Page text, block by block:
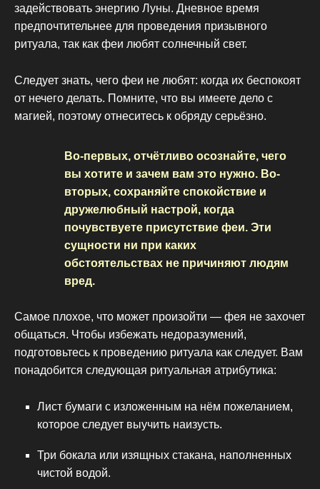
задействовать энергию Луны. Дневное время
предпочтительнее для проведения призывного
ритуала, так как феи любят солнечный свет.
Следует знать, чего феи не любят: когда их беспокоят
от нечего делать. Помните, что вы имеете дело с
магией, поэтому отнеситесь к обряду серьёзно.
Во-первых, отчётливо осознайте, чего
вы хотите и зачем вам это нужно. Во-
вторых, сохраняйте спокойствие и
дружелюбный настрой, когда
почувствуете присутствие феи. Эти
сущности ни при каких
обстоятельствах не причиняют людям
вред.
Самое плохое, что может произойти — фея не захочет
общаться. Чтобы избежать недоразумений,
подготовьтесь к проведению ритуала как следует. Вам
понадобится следующая ритуальная атрибутика:
Лист бумаги с изложенным на нём пожеланием,
которое следует выучить наизусть.
Три бокала или изящных стакана, наполненных
чистой водой.